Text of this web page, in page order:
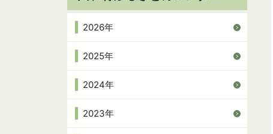
2026年
2025年
2024年
2023年